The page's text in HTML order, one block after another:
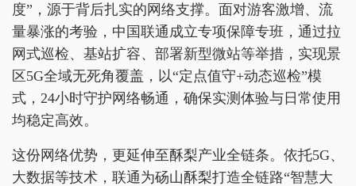
度”，源于背后扎实的网络支撑。面对游客激增、流
量暴涨的考验，中国联通成立专项保障专班，通过拉
网式巡检、基站扩容、部署新型微站等举措，实现景
区5G全域无死角覆盖，以“定点值守+动态巡检”模
式，24小时守护网络畅通，确保实测体验与日常使用
均稳定高效。
这份网络优势，更延伸至酥梨产业全链条。依托5G、
大数据等技术，联通为砀山酥梨打造全链路“智慧大